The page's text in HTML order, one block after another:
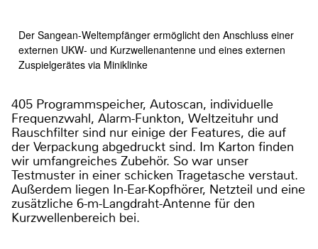
Der Sangean-Weltempfänger ermöglicht den Anschluss einer
externen UKW- und Kurzwellenantenne und eines externen
Zuspielgerätes via Miniklinke
405 Programmspeicher, Autoscan, individuelle
Frequenzwahl, Alarm-Funkton, Weltzeituhr und
Rauschfilter sind nur einige der Features, die auf
der Verpackung abgedruckt sind. Im Karton finden
wir umfangreiches Zubehör. So war unser
Testmuster in einer schicken Tragetasche verstaut.
Außerdem liegen In-Ear-Kopfhörer, Netzteil und eine
zusätzliche 6-m-Langdraht-Antenne für den
Kurzwellenbereich bei.